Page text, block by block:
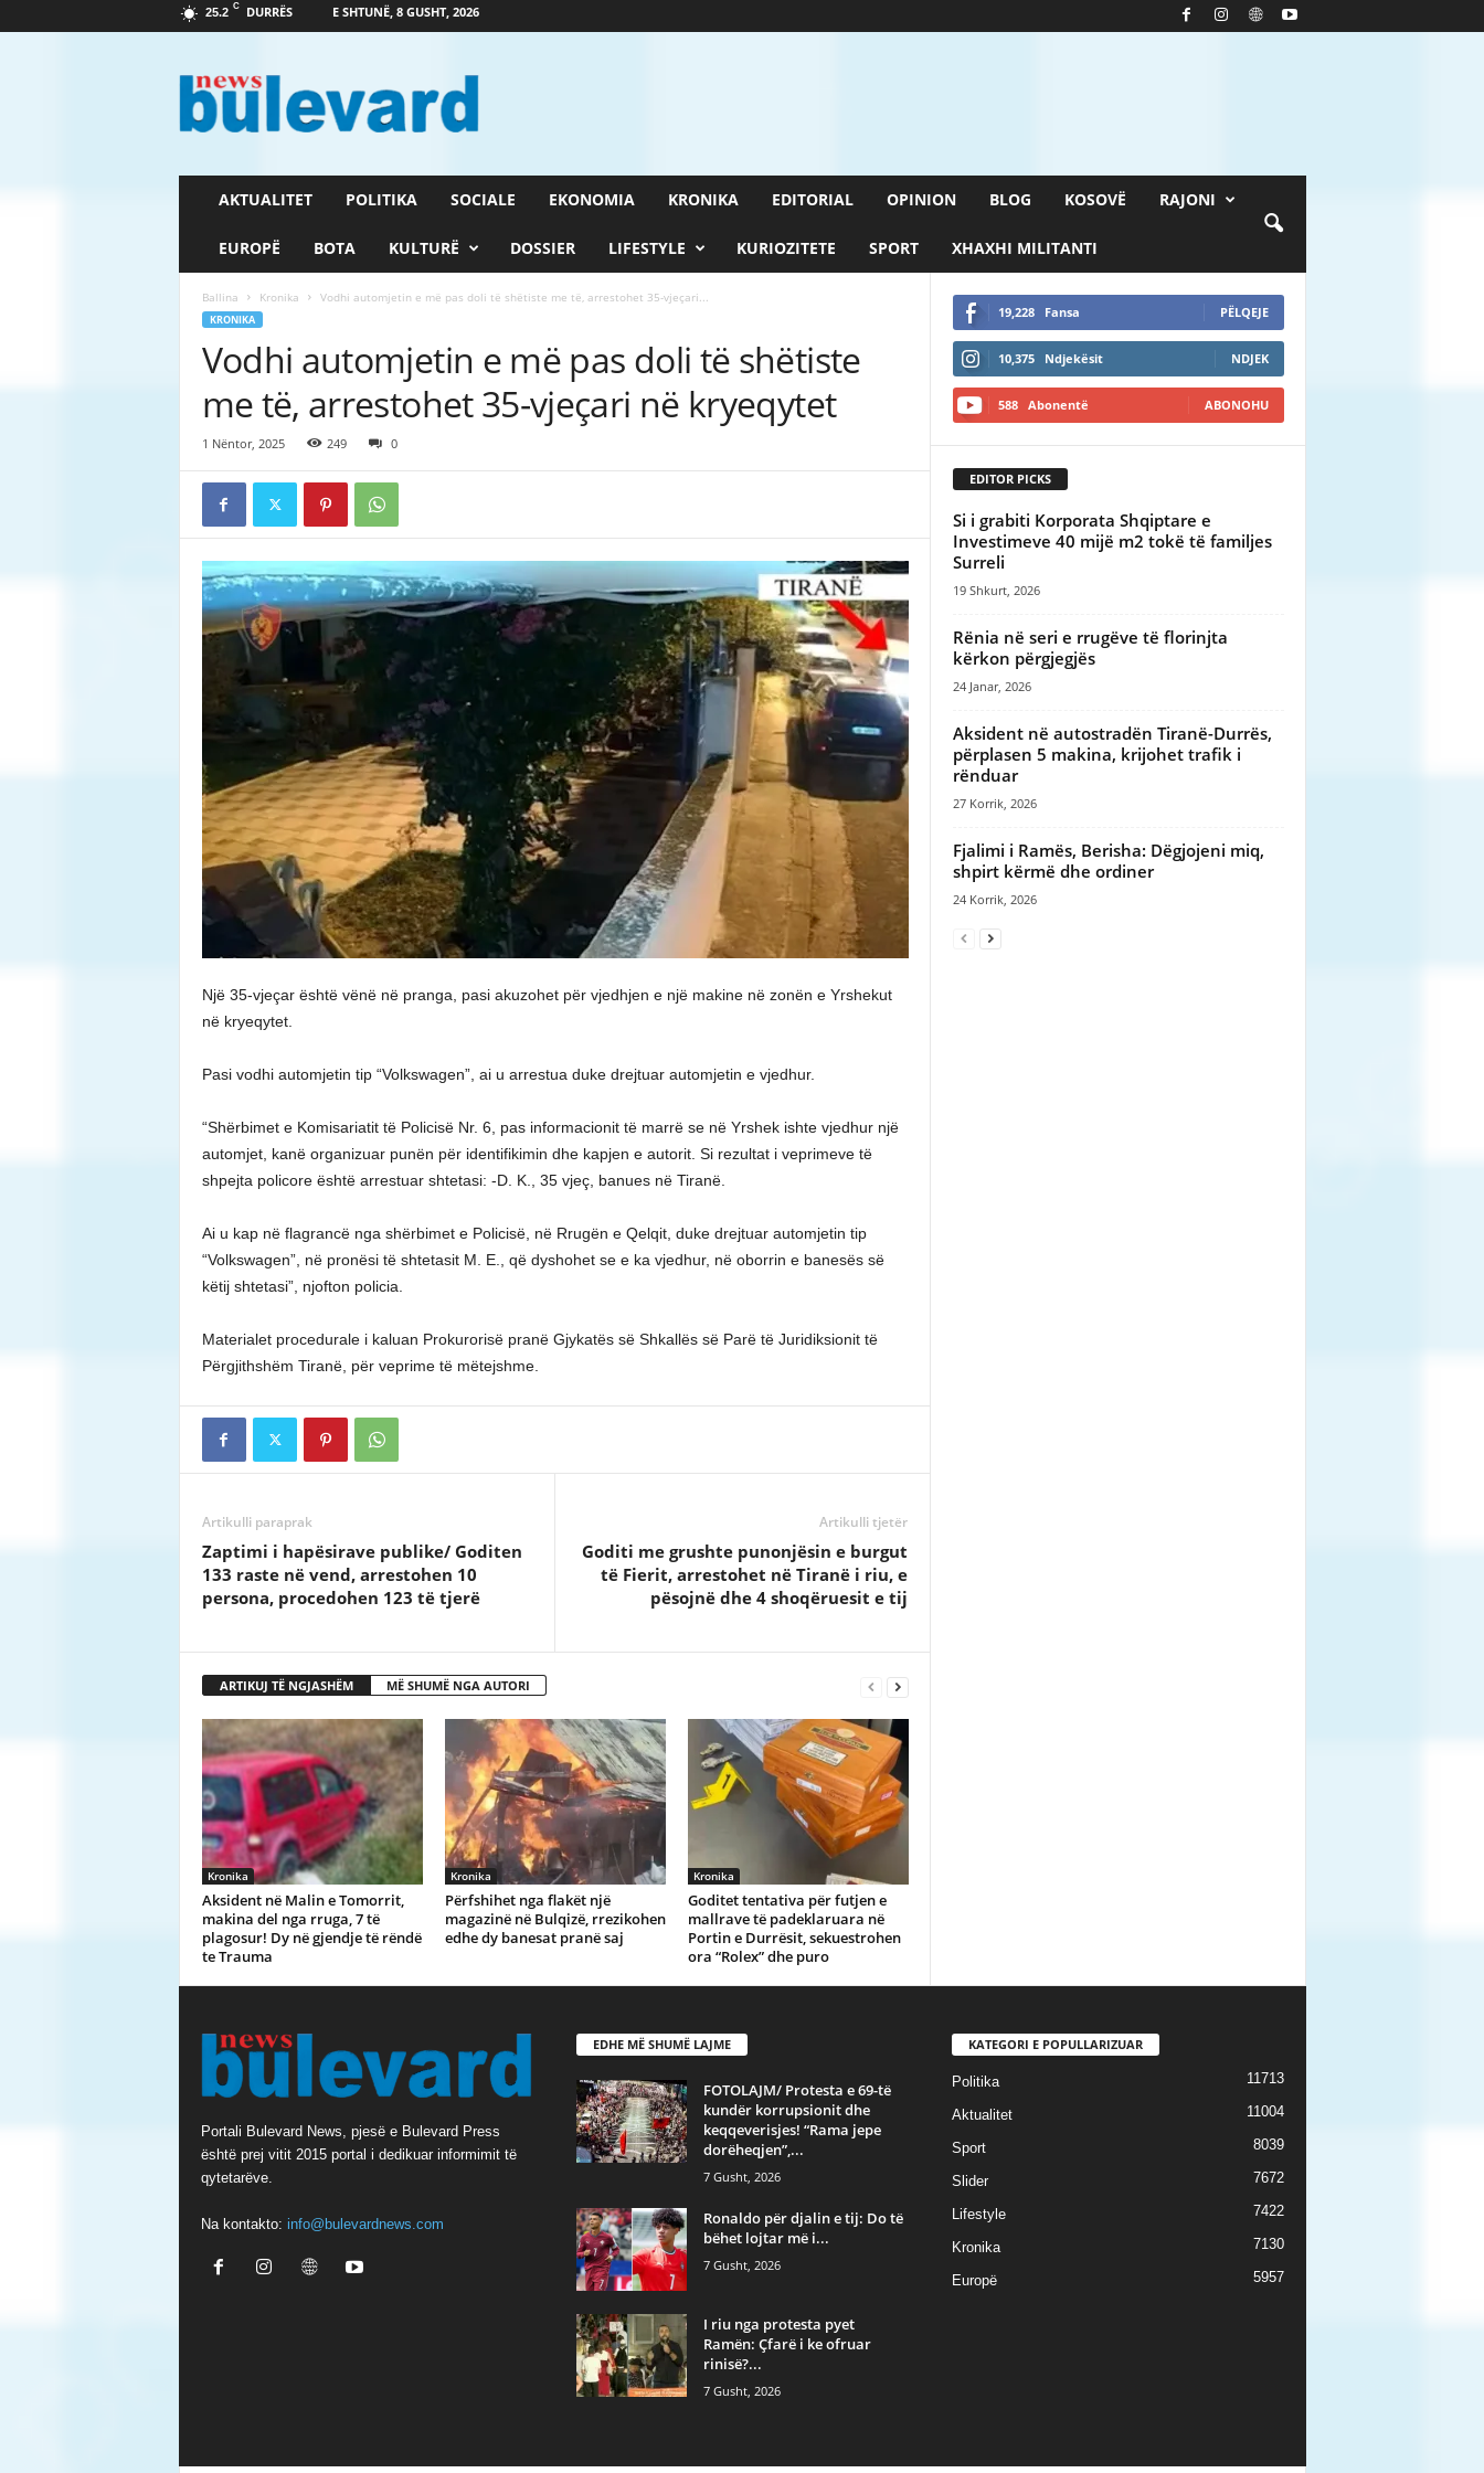
25.2 C DURRËS E SHTUNË, 8 GUSHT, 2026
a
AKTUALITET POLITIKA SOCIALE EKONOMIA KRONIKA EDITORIAL OPINION BLOG KOSOVË RAJONI
EUROPË BOTA KULTURË DOSSIER LIFESTYLE KURIOZITETE SPORT XHAXHI MILITANTI
Ballina Kronika Vodhi automjetin e më pas doli të shëtiste me të, arrestohet 35-vjeçari...
KRONIKA
Vodhi automjetin e më pas doli të shëtiste
me të, arrestohet 35-vjeçari në kryeqytet
1 Nëntor, 2025 249 0
Një 35-vjeçar është vënë në pranga, pasi akuzohet për vjedhjen e një makine në zonën e Yrshekut
në kryeqytet.
Pasi vodhi automjetin tip “Volkswagen”, ai u arrestua duke drejtuar automjetin e vjedhur.
“Shërbimet e Komisariatit të Policisë Nr. 6, pas informacionit të marrë se në Yrshek ishte vjedhur një
automjet, kanë organizuar punën për identifikimin dhe kapjen e autorit. Si rezultat i veprimeve të
shpejta policore është arrestuar shtetasi: -D. K., 35 vjeç, banues në Tiranë.
Ai u kap në flagrancë nga shërbimet e Policisë, në Rrugën e Qelqit, duke drejtuar automjetin tip
“Volkswagen”, në pronësi të shtetasit M. E., që dyshohet se e ka vjedhur, në oborrin e banesës së
këtij shtetasi”, njofton policia.
Materialet procedurale i kaluan Prokurorisë pranë Gjykatës së Shkallës së Parë të Juridiksionit të
Përgjithshëm Tiranë, për veprime të mëtejshme.
Artikulli paraprak
Zaptimi i hapësirave publike/ Goditen
133 raste në vend, arrestohen 10
persona, procedohen 123 të tjerë
Artikulli tjetër
Goditi me grushte punonjësin e burgut
të Fierit, arrestohet në Tiranë i riu, e
pësojnë dhe 4 shoqëruesit e tij
ARTIKUJ TË NGJASHËM MË SHUMË NGA AUTORI
Kronika
Aksident në Malin e Tomorrit,
makina del nga rruga, 7 të
plagosur! Dy në gjendje të rëndë
te Trauma
Kronika
Përfshihet nga flakët një
magazinë në Bulqizë, rrezikohen
edhe dy banesat pranë saj
Kronika
Goditet tentativa për futjen e
mallrave të padeklaruara në
Portin e Durrësit, sekuestrohen
ora “Rolex” dhe puro
19,228 Fansa PËLQEJE
10,375 Ndjekësit NDJEK
588 Abonentë ABONOHU
EDITOR PICKS
Si i grabiti Korporata Shqiptare e
Investimeve 40 mijë m2 tokë të familjes
Surreli
19 Shkurt, 2026
Rënia në seri e rrugëve të florinjta
kërkon përgjegjës
24 Janar, 2026
Aksident në autostradën Tiranë-Durrës,
përplasen 5 makina, krijohet trafik i
rënduar
27 Korrik, 2026
Fjalimi i Ramës, Berisha: Dëgjojeni miq,
shpirt kërmë dhe ordiner
24 Korrik, 2026
Portali Bulevard News, pjesë e Bulevard Press
është prej vitit 2015 portal i dedikuar informimit të
qytetarëve.
Na kontakto: info@bulevardnews.com
EDHE MË SHUMË LAJME
FOTOLAJM/ Protesta e 69-të
kundër korrupsionit dhe
keqqeverisjes! “Rama jepe
dorëheqjen”,...
7 Gusht, 2026
Ronaldo për djalin e tij: Do të
bëhet lojtar më i...
7 Gusht, 2026
I riu nga protesta pyet
Ramën: Çfarë i ke ofruar
rinisë?...
7 Gusht, 2026
KATEGORI E POPULLARIZUAR
Politika 11713
Aktualitet 11004
Sport 8039
Slider 7672
Lifestyle 7422
Kronika 7130
Europë 5957